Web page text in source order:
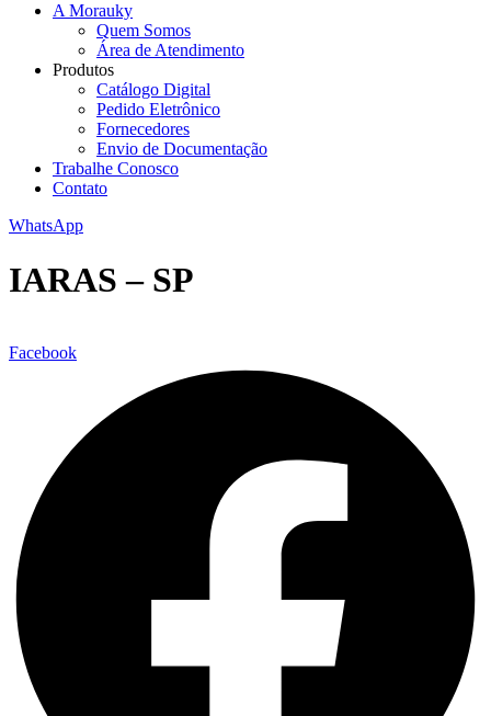
A Morauky
Quem Somos
Área de Atendimento
Produtos
Catálogo Digital
Pedido Eletrônico
Fornecedores
Envio de Documentação
Trabalhe Conosco
Contato
WhatsApp
IARAS – SP
Facebook